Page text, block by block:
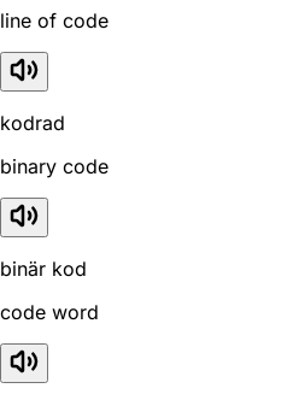
line of code
kodrad
binary code
binär kod
code word